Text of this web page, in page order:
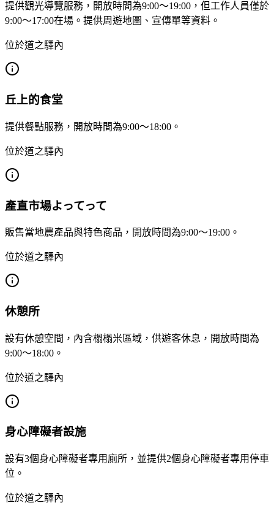
提供觀光導覽服務，開放時間為9:00～19:00，但工作人員僅於
9:00～17:00在場。提供周遊地圖、宣傳單等資料。
位於道之驛內
丘上的食堂
提供餐點服務，開放時間為9:00～18:00。
位於道之驛內
產直市場よってって
販售當地農產品與特色商品，開放時間為9:00～19:00。
位於道之驛內
休憩所
設有休憩空間，內含榻榻米區域，供遊客休息，開放時間為
9:00～18:00。
位於道之驛內
身心障礙者設施
設有3個身心障礙者專用廁所，並提供2個身心障礙者專用停車
位。
位於道之驛內